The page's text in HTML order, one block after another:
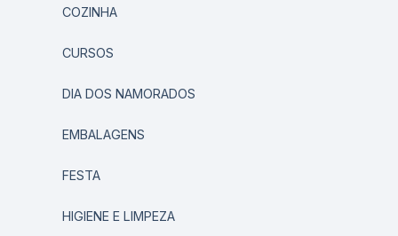
COZINHA
CURSOS
DIA DOS NAMORADOS
EMBALAGENS
FESTA
HIGIENE E LIMPEZA